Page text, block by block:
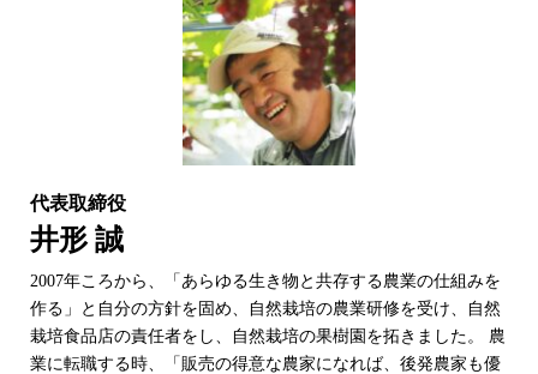
代表取締役
井形 誠
2007年ころから、「あらゆる生き物と共存する農業の仕組みを
作る」と自分の方針を固め、自然栽培の農業研修を受け、自然
栽培食品店の責任者をし、自然栽培の果樹園を拓きました。 農
業に転職する時、「販売の得意な農家になれば、後発農家も優